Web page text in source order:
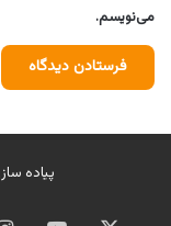
می‌نویسم.
پیاده